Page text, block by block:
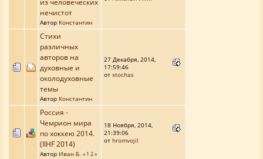
из человеческих
нечистот
Автор Константин
Стихи
различных
авторов на
духовные и
околодуховные
темы
Автор Константин
27 Декабря, 2014,
17:59:46
от stochas
Россия -
Чемрион мира
по хоккею 2014.
(IIHF 2014)
Автор Иван Б. « 1 2»
18 Ноября, 2014,
21:39:06
от hromvojil